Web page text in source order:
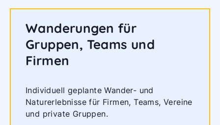
Wanderungen für
Gruppen, Teams und
Firmen
Individuell geplante Wander- und
Naturerlebnisse für Firmen, Teams, Vereine
und private Gruppen.